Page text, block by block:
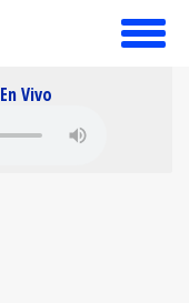
toggle
En Vivo